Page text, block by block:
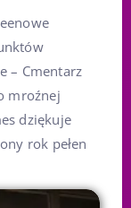
– Cmentarz
mroźnej
dziękuje
rok pełen